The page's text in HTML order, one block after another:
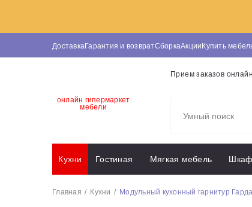
ДоставкаГарантия и возвратСборкаАкцииКупить
онлайн гипермаркет
мебели
Прием заказов
Кухни Гостиная Мягкая мебель
Главная Кухни Модульный кухонный гарнитур Гарда